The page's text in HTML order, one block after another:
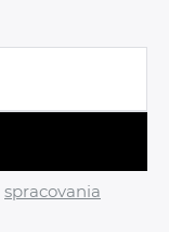
spracovania